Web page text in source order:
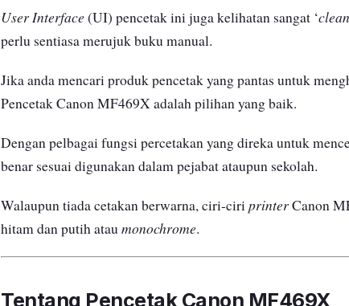
User Interface (UI) pencetak ini juga kelihatan sangat ‘clean
perlu sentiasa merujuk buku manual.
Jika anda mencari produk pencetak yang pantas untuk
Pencetak Canon MF469X adalah pilihan yang baik.
Dengan pelbagai fungsi percetakan yang direka untuk
benar sesuai digunakan dalam pejabat ataupun sekolah.
Walaupun tiada cetakan berwarna, ciri-ciriprinterCanon
hitam dan putih ataumonochrome.
Tentang Pencetak Canon MF469X